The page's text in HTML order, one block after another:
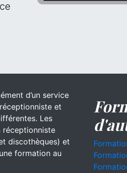
d’un service
et
Les
réceptionniste
discothèques) et
formation au